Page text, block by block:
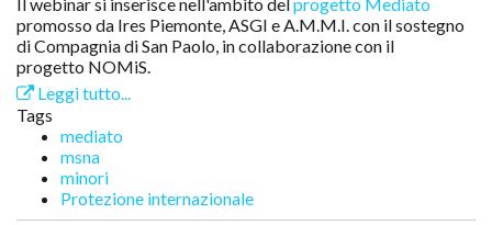
promosso da Ires Piemonte, ASGI e A.M.M.I. con il sostegno
di Compagnia di San Paolo, in collaborazione con il
progetto NOMiS.
Leggi tutto...
Tags
mediato
msna
minori
Protezione internazionale